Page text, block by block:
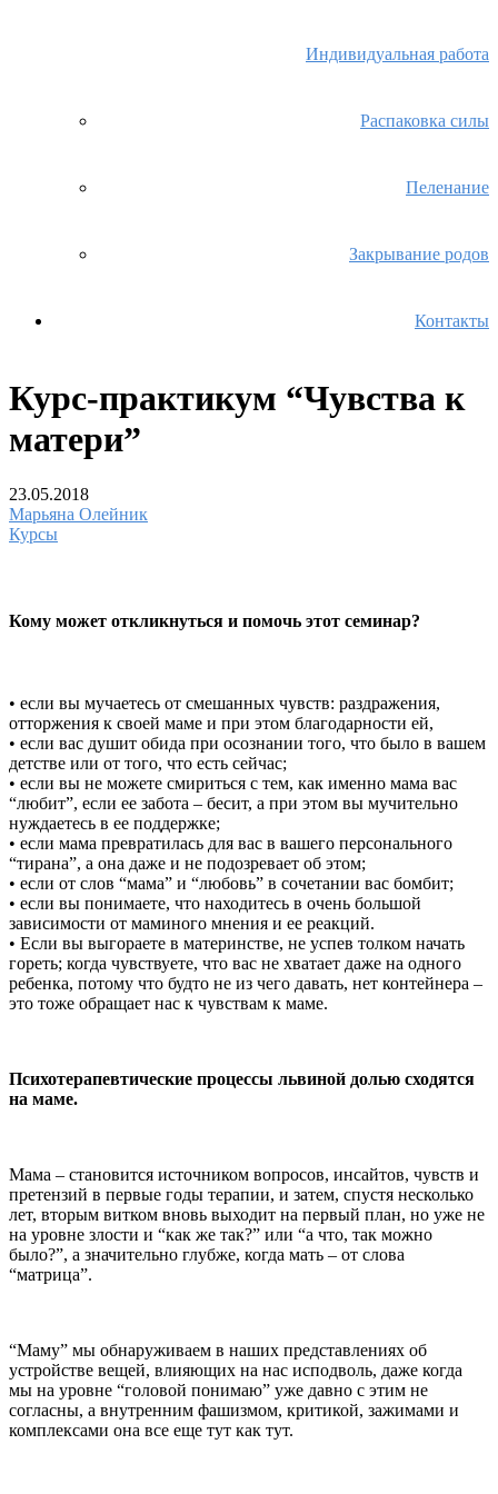
Индивидуальная работа
Распаковка силы
Пеленание
Закрывание родов
Контакты
Курс-практикум “Чувства к
матери”
23.05.2018
Марьяна Олейник
Курсы
Кому может откликнуться и помочь этот семинар?
• если вы мучаетесь от смешанных чувств: раздражения,
отторжения к своей маме и при этом благодарности ей,
• если вас душит обида при осознании того, что было в вашем
детстве или от того, что есть сейчас;
• если вы не можете смириться с тем, как именно мама вас
“любит”, если ее забота – бесит, а при этом вы мучительно
нуждаетесь в ее поддержке;
• если мама превратилась для вас в вашего персонального
“тирана”, а она даже и не подозревает об этом;
• если от слов “мама” и “любовь” в сочетании вас бомбит;
• если вы понимаете, что находитесь в очень большой
зависимости от маминого мнения и ее реакций.
• Если вы выгораете в материнстве, не успев толком начать
гореть; когда чувствуете, что вас не хватает даже на одного
ребенка, потому что будто не из чего давать, нет контейнера –
это тоже обращает нас к чувствам к маме.
Психотерапевтические процессы львиной долью сходятся
на маме.
Мама – становится источником вопросов, инсайтов, чувств и
претензий в первые годы терапии, и затем, спустя несколько
лет, вторым витком вновь выходит на первый план, но уже не
на уровне злости и “как же так?” или “а что, так можно
было?”, а значительно глубже, когда мать – от слова
“матрица”.
“Маму” мы обнаруживаем в наших представлениях об
устройстве вещей, влияющих на нас исподволь, даже когда
мы на уровне “головой понимаю” уже давно с этим не
согласны, а внутренним фашизмом, критикой, зажимами и
комплексами она все еще тут как тут.